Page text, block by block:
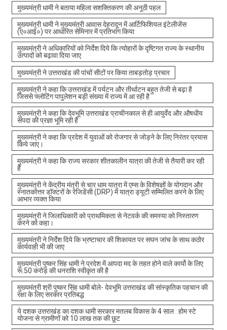
मुख्यमंत्री धामी ने बताया महिला सशक्तिकरण की अनूठी पहल
मुख्यमंत्री धामी ने मुख्यमंत्री आवास देहरादून में आर्टिफिशियल इंटेलीजेंस
(ए०आई०) पर आधारित सेमिनार में प्रतिभाग किया
मुख्यमंत्री ने अधिकारियों को निर्देश दिये कि त्योहारों के दृष्टिगत राज्य के स्थानीय
उत्पादों को बढ़ावा दिया जाए
मुख्यमंत्री ने उत्तराखंड की पांचों सीटों पर किया ताबड़तोड़ प्रचार
मुख्यमंत्री ने कहा कि उत्तराखंड में पर्यटन और तीर्थाटन बहुत तेजी से बढ़ा है
जिससे फ्लोटिंग पापुलेशन बड़ी संख्या में राज्य में आ रही है
मुख्यमंत्री ने कहा कि देवभूमि उत्तराखंड प्राचीनकाल से ही आयुर्वेद और औषधीय
संपदा की प्रज्ञा भूमि रही है
मुख्यमंत्री ने कहा कि प्रदेश में युवाओं को रोजगार से जोड़ने के लिए निरंतर प्रयास
किये जाए।
मुख्यमंत्री ने कहा कि राज्य सरकार शीतकालीन यात्रा की तेजी से तैयारी कर रही
है
मुख्यमंत्री ने केंद्रीय मंत्री से चार धाम यात्रा में एम्स के विशेषज्ञों के योगदान और
स्नातकोत्तर डॉक्टरों के रेजिडेंसी (DRP) में यात्रा ड्यूटी सम्मिलित करने के लिए
आभार व्यक्त किया
मुख्यमंत्री ने जिलाधिकारी को प्राथमिकता से नेटवर्क की समस्या को निस्तारण
करने को कहा।
मुख्यमंत्री ने निर्देश दिये कि भ्रष्टाचार की शिकायत पर सघन जांच के साथ कठोर
कार्यवाही भी की जाए
मुख्यमंत्री पुष्कर सिंह धामी ने प्रदेश में आपदा मद के तहत होने वाले कार्यो के लिए
रू.50 करोड़ की धनराशि स्वीकृत की है
मुख्यमंत्री श्री पुष्कर सिंह धामी बोले- देवभूमि उत्तराखंड की सांस्कृतिक पहचान की
रक्षा के लिए सरकार प्रतिबद्ध
ये दशक उत्तराखंड का दशक धामी सरकार मतलब विकास के 4 साल : होम स्टे
योजना से ग्रामीणों को 10 लाख तक की छूट